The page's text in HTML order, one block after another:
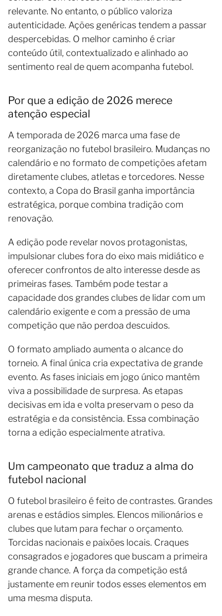
relevante. No entanto, o público valoriza
autenticidade. Ações genéricas tendem a passar
despercebidas. O melhor caminho é criar
conteúdo útil, contextualizado e alinhado ao
sentimento real de quem acompanha futebol.
Por que a edição de 2026 merece
atenção especial
A temporada de 2026 marca uma fase de
reorganização no futebol brasileiro. Mudanças no
calendário e no formato de competições afetam
diretamente clubes, atletas e torcedores. Nesse
contexto, a Copa do Brasil ganha importância
estratégica, porque combina tradição com
renovação.
A edição pode revelar novos protagonistas,
impulsionar clubes fora do eixo mais midiático e
oferecer confrontos de alto interesse desde as
primeiras fases. Também pode testar a
capacidade dos grandes clubes de lidar com um
calendário exigente e com a pressão de uma
competição que não perdoa descuidos.
O formato ampliado aumenta o alcance do
torneio. A final única cria expectativa de grande
evento. As fases iniciais em jogo único mantêm
viva a possibilidade de surpresa. As etapas
decisivas em ida e volta preservam o peso da
estratégia e da consistência. Essa combinação
torna a edição especialmente atrativa.
Um campeonato que traduz a alma do
futebol nacional
O futebol brasileiro é feito de contrastes. Grandes
arenas e estádios simples. Elencos milionários e
clubes que lutam para fechar o orçamento.
Torcidas nacionais e paixões locais. Craques
consagrados e jogadores que buscam a primeira
grande chance. A força da competição está
justamente em reunir todos esses elementos em
uma mesma disputa.